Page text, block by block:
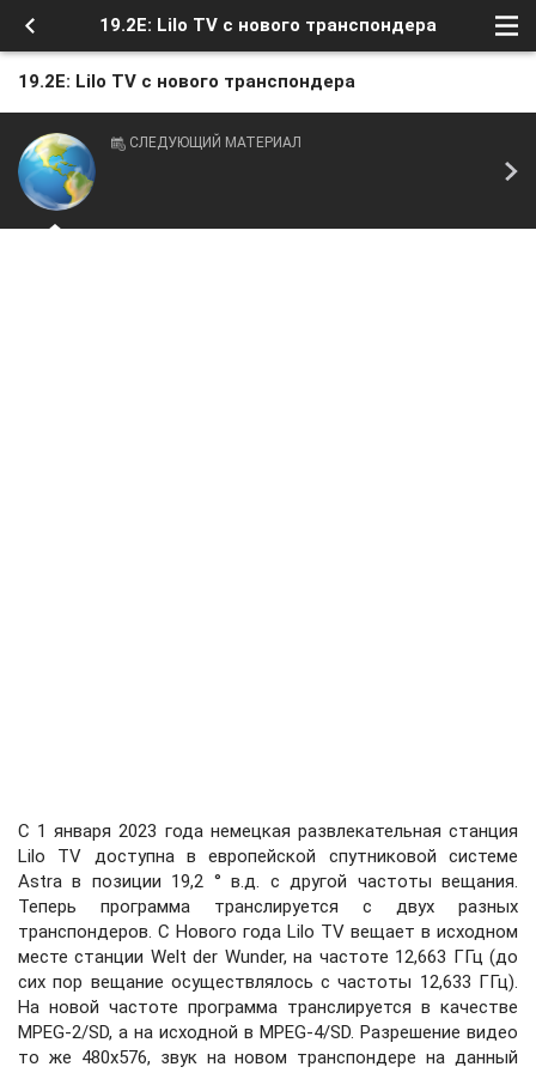
19.2E: Lilo TV с нового транспондера
19.2E: Lilo TV с нового транспондера
СЛЕДУЮЩИЙ МАТЕРИАЛ
С 1 января 2023 года немецкая развлекательная станция
Lilo TV доступна в европейской спутниковой системе
Astra в позиции 19,2 ° в.д. с другой частоты вещания.
Теперь программа транслируется с двух разных
транспондеров. С Нового года Lilo TV вещает в исходном
месте станции Welt der Wunder, на частоте 12,663 ГГц (до
сих пор вещание осуществлялось с частоты 12,633 ГГц).
На новой частоте программа транслируется в качестве
MPEG-2/SD, а на исходной в MPEG-4/SD. Разрешение видео
то же 480х576, звук на новом транспондере на данный